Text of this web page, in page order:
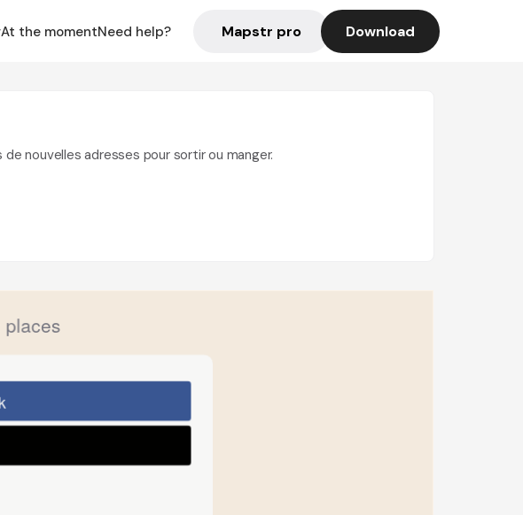
At the momentNeed help? Mapstr pro Download
nouvelles adresses pour sortir ou manger.